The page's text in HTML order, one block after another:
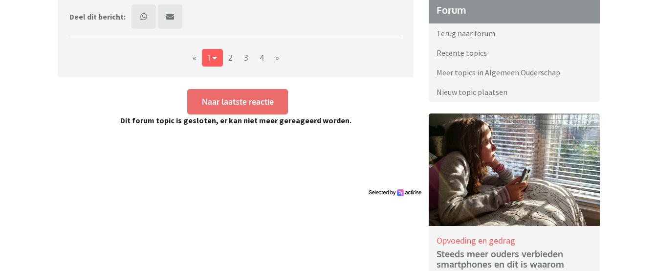
Deel dit bericht:
« 1 2 3 4 »
Naar laatste reactie
Dit forum topic is gesloten, er kan niet meer gereageerd worden.
Forum
Terug naar forum
Recente topics
Meer topics in Algemeen Ouderschap
Nieuw topic plaatsen
Opvoeding en gedrag
Steeds meer ouders verbieden
smartphones en dit is waarom